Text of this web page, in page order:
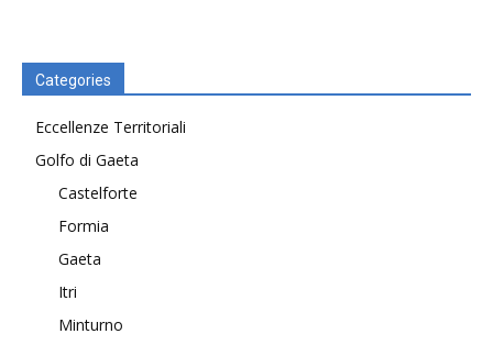
Categories
Eccellenze Territoriali
Golfo di Gaeta
Castelforte
Formia
Gaeta
Itri
Minturno